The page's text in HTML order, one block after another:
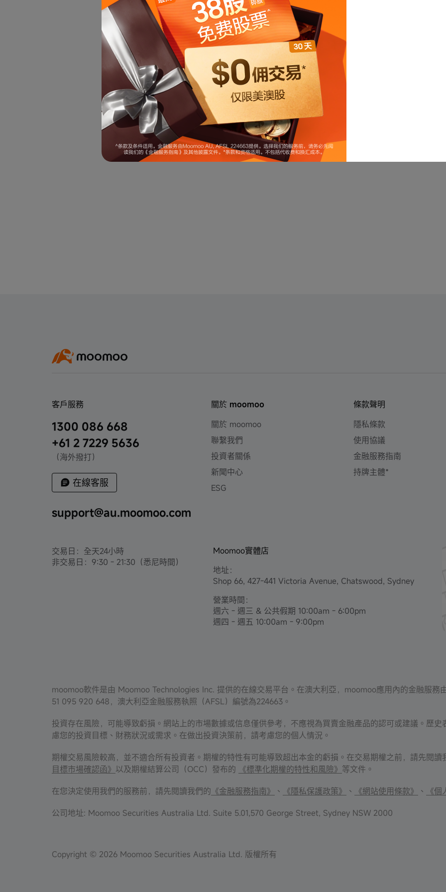
客戶服務
1300 086 668
+61 2 7229 5636
（海外撥打）
在線客服
support@au.moomoo.com
關於 moomoo
關於 moomoo
聯繫我們
投資者關係
新聞中心
ESG
條款聲明
隱私條款
使用協議
金融服務指南
持牌主體*
交易日：全天24小時
非交易日：9:30 - 21:30（悉尼時間）
Moomoo實體店
地址：
Shop 66, 427-441 Victoria Avenue, Chatswood, Sydney
營業時間：
週六 - 週三 & 公共假期 10:00am - 6:00pm
週四 - 週五 10:00am - 9:00pm
moomoo軟件是由 Moomoo Technologies Inc. 提供的在線交易平台。在澳大利亞，moomoo應用內的金融服
51 095 920 648，澳大利亞金融服務執照（AFSL）編號為224663。
投資存在風險，可能導致虧損。網站上的市場數據或信息僅供參考，不應視為買賣金融產品的認可或建議。歷
慮您的投資目標、財務狀況或需求。在做出投資決策前，請考慮您的個人情況。
期權交易風險較高，並不適合所有投資者。期權的特性有可能導致超出本金的虧損。在交易期權之前，請先閱讀
目標市場確認函》 以及期權結算公司（OCC）發布的 《標準化期權的特性和風險》 等文件。
在您決定使用我們的服務前，請先閱讀我們的 《金融服務指南》 、 《隱私保護政策》 、 《網站使用條款》 、
《
公司地址: Moomoo Securities Australia Ltd. Suite 5.01,570 George Street, Sydney NSW 2000
Copyright © 2026 Moomoo Securities Australia Ltd. 版權所有